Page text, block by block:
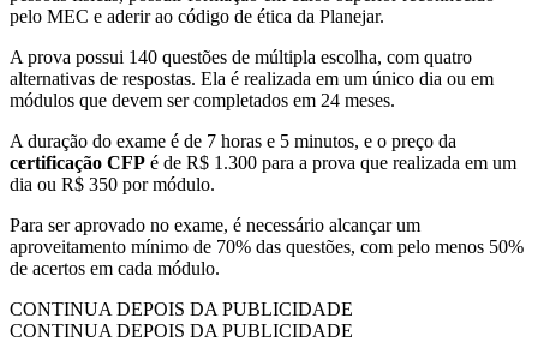
pelo MEC e aderir ao código de ética da Planejar.
A prova possui 140 questões de múltipla escolha, com quatro
alternativas de respostas. Ela é realizada em um único dia ou em
módulos que devem ser completados em 24 meses.
A duração do exame é de 7 horas e 5 minutos, e o preço da
certificação CFP é de R$ 1.300 para a prova que realizada em um
dia ou R$ 350 por módulo.
Para ser aprovado no exame, é necessário alcançar um
aproveitamento mínimo de 70% das questões, com pelo menos 50%
de acertos em cada módulo.
CONTINUA DEPOIS DA PUBLICIDADE
CONTINUA DEPOIS DA PUBLICIDADE